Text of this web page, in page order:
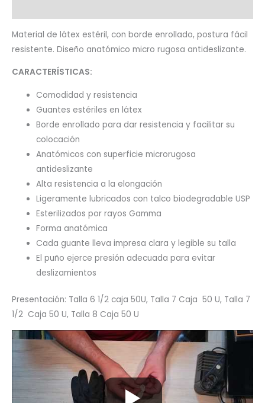
Material de látex estéril, con borde enrollado, postura fácil
resistente. Diseño anatómico micro rugosa antideslizante.
CARACTERÍSTICAS:
Comodidad y resistencia
Guantes estériles en látex
Borde enrollado para dar resistencia y facilitar su
colocación
Anatómicos con superficie microrugosa
antideslizante
Alta resistencia a la elongación
Ligeramente lubricados con talco biodegradable USP
Esterilizados por rayos Gamma
Forma anatómica
Cada guante lleva impresa clara y legible su talla
El puño ejerce presión adecuada para evitar
deslizamientos
Presentación: Talla 6 1/2 caja 50U, Talla 7 Caja 50 U, Talla 7
1/2 Caja 50 U, Talla 8 Caja 50 U